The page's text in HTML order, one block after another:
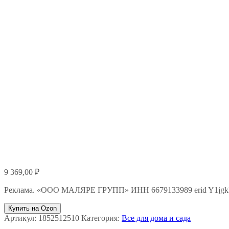
9 369,00 ₽
Реклама. «ООО МАЛЯРЕ ГРУПП» ИНН 6679133989 erid
Купить на Ozon
Артикул: 1852512510 Категория: Все для дома и сада